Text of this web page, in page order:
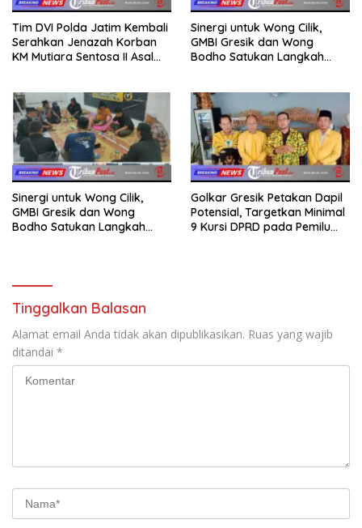
Tim DVI Polda Jatim Kembali
Serahkan Jenazah Korban
KM Mutiara Sentosa II Asal
Sinergi untuk Wong Cilik,
GMBI Gresik dan Wong
Bodho Satukan Langkah
Sinergi untuk Wong Cilik,
GMBI Gresik dan Wong
Bodho Satukan Langkah
Golkar Gresik Petakan Dapil
Potensial, Targetkan Minimal
9 Kursi DPRD pada Pemilu
Tinggalkan Balasan
Alamat email Anda tidak akan dipublikasikan. Ruas yang wajib
ditandai *